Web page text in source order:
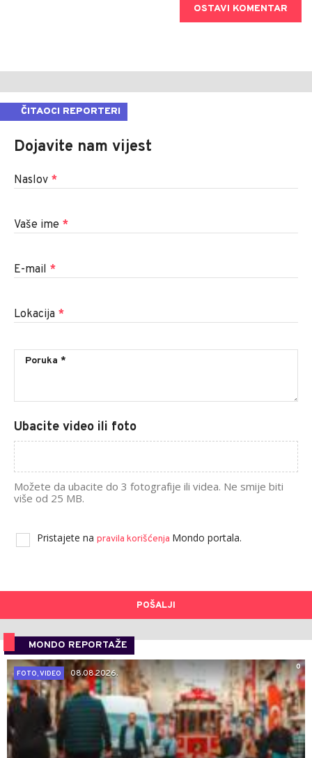
OSTAVI KOMENTAR
ČITAOCI REPORTERI
Dojavite nam vijest
Naslov *
Vaše ime *
E-mail *
Lokacija *
Ubacite video ili foto
Možete da ubacite do 3 fotografije ili videa. Ne smije biti
više od 25 MB.
Pristajete na pravila korišćenja Mondo portala.
POŠALJI
MONDO REPORTAŽE
0
FOTO, VIDEO
08.08.2026.